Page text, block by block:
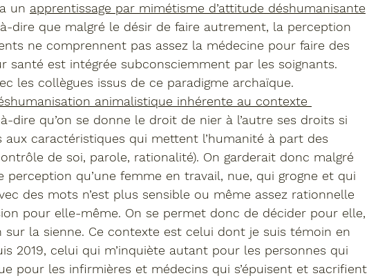
un apprentissage par mimétisme d’attitude déshumanisante
dire que malgré le désir de faire autrement, la perception
ne comprennent pas assez la médecine pour faire des
santé est intégrée subconsciemment par les soignants.
les collègues issus de ce paradigme archaïque.
animalistique inhérente au contexte
à-dire qu’on se donne le droit de nier à l’autre ses droits si
caractéristiques qui mettent l’humanité à part des
de soi, parole, rationalité). On garderait donc malgré
qu’une femme en travail, nue, qui grogne et qui
des mots n’est plus sensible ou même assez rationnelle
pour elle-même. On se permet donc de décider pour elle,
sur la sienne. Ce contexte est celui dont je suis témoin en
2019, celui qui m’inquiète autant pour les personnes qui
pour les infirmières et médecins qui s’épuisent et sacrifient